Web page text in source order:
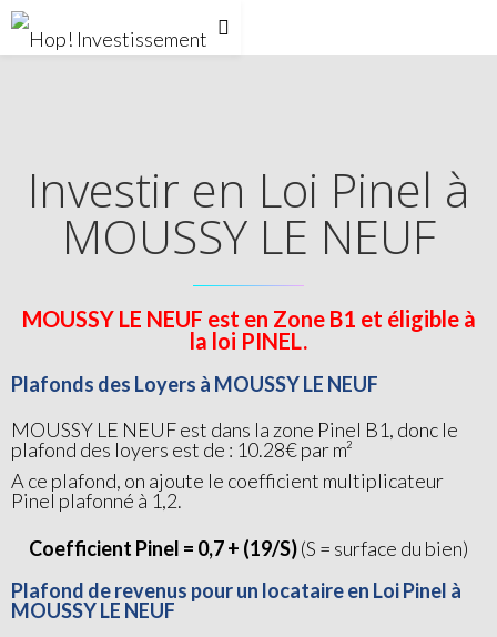
Investir en Loi Pinel à
MOUSSY LE NEUF
MOUSSY LE NEUF est en Zone B1 et éligible à
la loi PINEL.
Plafonds des Loyers à MOUSSY LE NEUF
MOUSSY LE NEUF est dans la zone Pinel B1, donc le
plafond des loyers est de : 10.28€ par m²
A ce plafond, on ajoute le coefficient multiplicateur
Pinel plafonné à 1,2.
Coefficient Pinel = 0,7 + (19/S)(S = surface du bien)
Plafond de revenus pour un locataire en Loi Pinel à
MOUSSY LE NEUF